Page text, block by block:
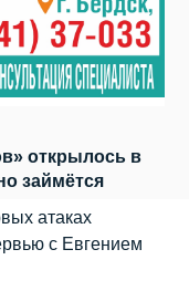
открылось в
займётся
атаках
с Евгением